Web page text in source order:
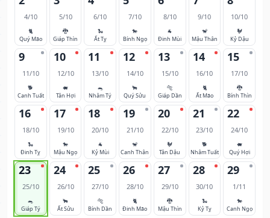
4/10
🐈
Quý Mão
5/10
🐉
Giáp Thìn
6/10
🐍
Ất Tỵ
7/10
🐎
Bính Ngọ
8/10
🐐
Đinh Mùi
9/10
🐒
Mậu Thân
10/10
🐓
Kỷ Dậu
9
11/10
🐕
Canh Tuất
10
12/10
🐖
Tân Hợi
11
13/10
🐀
Nhâm Tý
12
14/10
🐂
Quý Sửu
13
15/10
🐅
Giáp Dần
14
16/10
🐈
Ất Mão
15
17/10
🐉
Bính Thìn
16
18/10
🐍
Đinh Tỵ
17
19/10
🐎
Mậu Ngọ
18
20/10
🐐
Kỷ Mùi
19
21/10
🐒
Canh Thân
20
22/10
🐓
Tân Dậu
21
23/10
🐕
Nhâm Tuất
22
24/10
🐖
Quý Hợi
23
25/10
🐀
Giáp Tý
24
26/10
🐂
Ất Sửu
25
27/10
🐅
Bính Dần
26
28/10
🐈
Đinh Mão
27
29/10
🐉
Mậu Thìn
28
30/10
🐍
Kỷ Tỵ
29
1/11
🐎
Canh Ngọ